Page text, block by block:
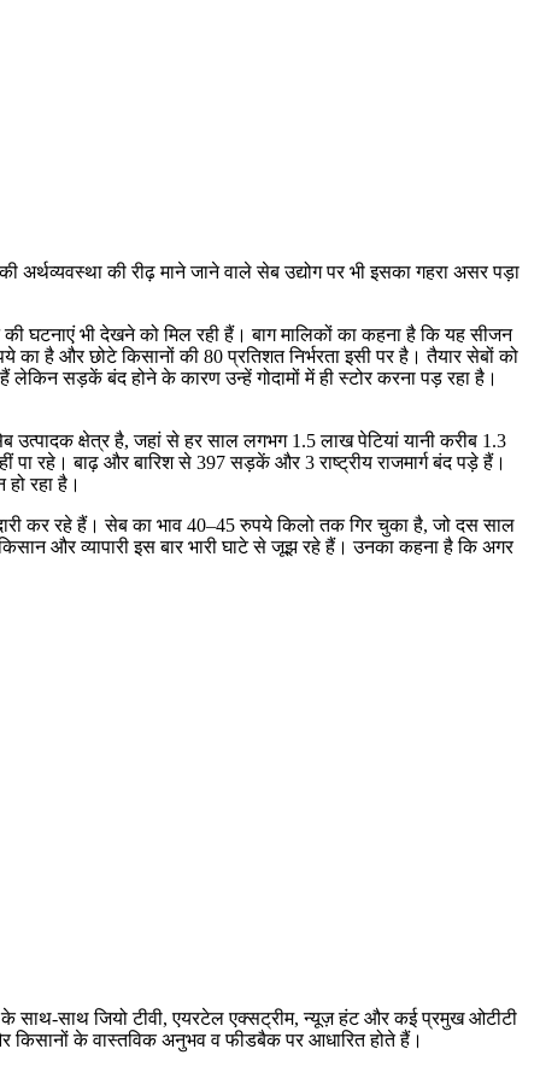
की रीढ़ माने जाने वाले सेब उद्योग पर भी इसका गहरा असर पड़ा
घटनाएं भी देखने को मिल रही हैं। बाग मालिकों का कहना है कि यह सीजन
है और छोटे किसानों की 80 प्रतिशत निर्भरता इसी पर है। तैयार सेबों को
सड़कें बंद होने के कारण उन्हें गोदामों में ही स्टोर करना पड़ रहा है।
उत्पादक क्षेत्र है, जहां से हर साल लगभग 1.5 लाख पेटियां यानी करीब 1.3
रहे। बाढ़ और बारिश से 397 सड़कें और 3 राष्ट्रीय राजमार्ग बंद पड़े हैं।
रहा है।
कर रहे हैं। सेब का भाव 40–45 रुपये किलो तक गिर चुका है, जो दस साल
और व्यापारी इस बार भारी घाटे से जूझ रहे हैं। उनका कहना है कि अगर
के साथ-साथ जियो टीवी, एयरटेल एक्सट्रीम, न्यूज़ हंट और कई प्रमुख ओटीटी
किसानों के वास्तविक अनुभव व फीडबैक पर आधारित होते हैं।